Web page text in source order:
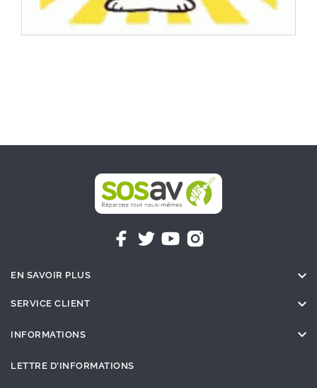
EN SAVOIR PLUS 
SERVICE CLIENT 
INFORMATIONS 
LETTRE D'INFORMATIONS